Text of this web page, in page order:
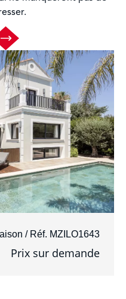
/ Réf. MZILO1643
Prix sur demande